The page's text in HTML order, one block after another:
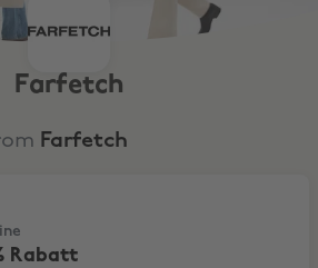
Farfetch
Farfetch
Rabatt